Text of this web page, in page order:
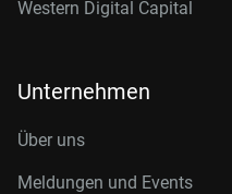
Western Digital Capital
Unternehmen
Über uns
Meldungen und Events